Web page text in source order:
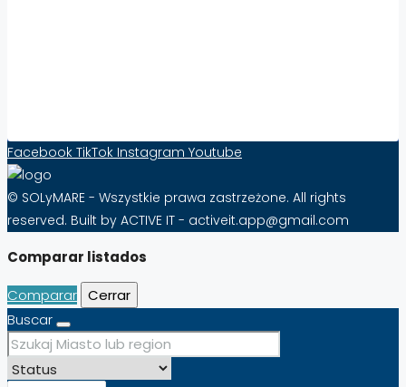
Facebook TikTok Instagram Youtube
© SOLyMARE - Wszystkie prawa zastrzeżone. All rights
reserved. Built by ACTIVE IT - activeit.app@gmail.com
Comparar listados
Comparar Cerrar
Buscar